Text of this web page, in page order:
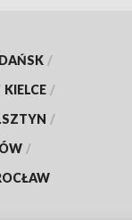
/
KIELCE /
/
/